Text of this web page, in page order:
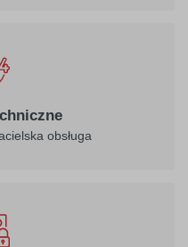
obsługa